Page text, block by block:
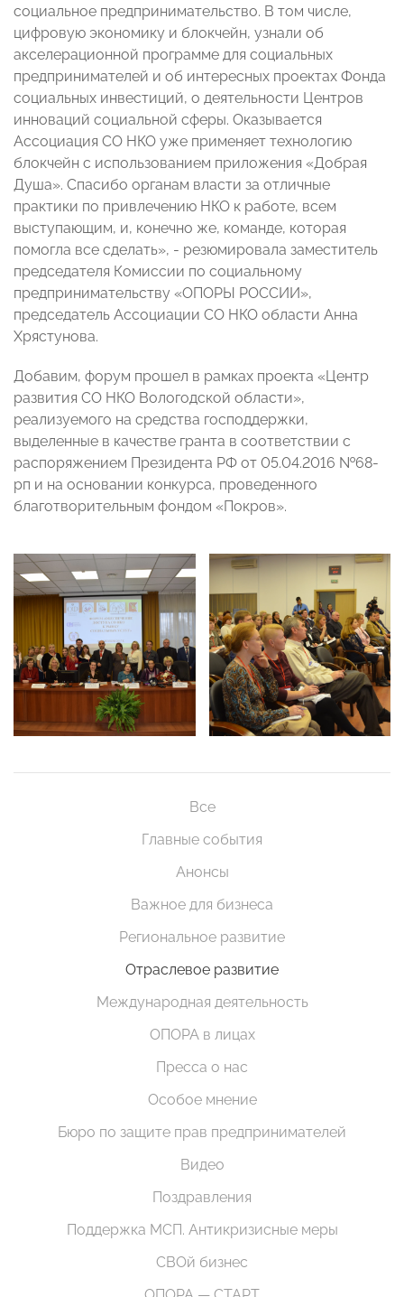
социальное предпринимательство. В том числе,
цифровую экономику и блокчейн, узнали об
акселерационной программе для социальных
предпринимателей и об интересных проектах Фонда
социальных инвестиций, о деятельности Центров
инноваций социальной сферы. Оказывается
Ассоциация СО НКО уже применяет технологию
блокчейн с использованием приложения «Добрая
Душа». Спасибо органам власти за отличные
практики по привлечению НКО к работе, всем
выступающим, и, конечно же, команде, которая
помогла все сделать», - резюмировала заместитель
председателя Комиссии по социальному
предпринимательству «ОПОРЫ РОССИИ»,
председатель Ассоциации СО НКО области Анна
Хрястунова.
Добавим, форум прошел в рамках проекта «Центр
развития СО НКО Вологодской области»,
реализуемого на средства господдержки,
выделенные в качестве гранта в соответствии c
распоряжением Президента РФ от 05.04.2016 №68-
рп и на основании конкурса, проведенного
благотворительным фондом «Покров».
Все
Главные события
Анонсы
Важное для бизнеса
Региональное развитие
Отраслевое развитие
Международная деятельность
ОПОРА в лицах
Пресса о нас
Особое мнение
Бюро по защите прав предпринимателей
Видео
Поздравления
Поддержка МСП. Антикризисные меры
СВОй бизнес